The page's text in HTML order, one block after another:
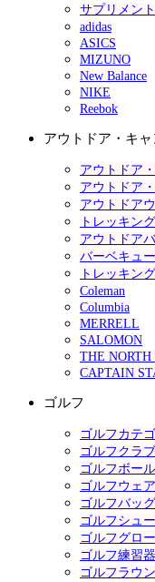
サプリメント
adidas
ASICS
MIZUNO
New Balance
NIKE
Reebok
アウトドア・キ
アウトドア
アウトドア
アウトドア
トレッキン
アウトドア
バーベキュ
トレッキン
Coleman
Columbia
MERRELL
SALOMON
THE NORTH
CAPTAIN
ゴルフ
ゴルフカテ
ゴルフクラブ
ゴルフボール
ゴルフウェア
ゴルフバッグ
ゴルフシュ
ゴルフグロ
ゴルフ練習
ゴルフラウ